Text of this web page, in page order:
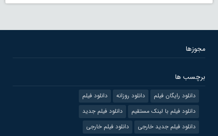
مجوزها
برچسب ها
دانلود رایگان فیلم دانلود روزانه
دانلود فیلم
دانلود فیلم با لینک مستقیم
دانلود فیلم جدید
دانلود فیلم جدید خارجی
دانلود فیلم خارجی